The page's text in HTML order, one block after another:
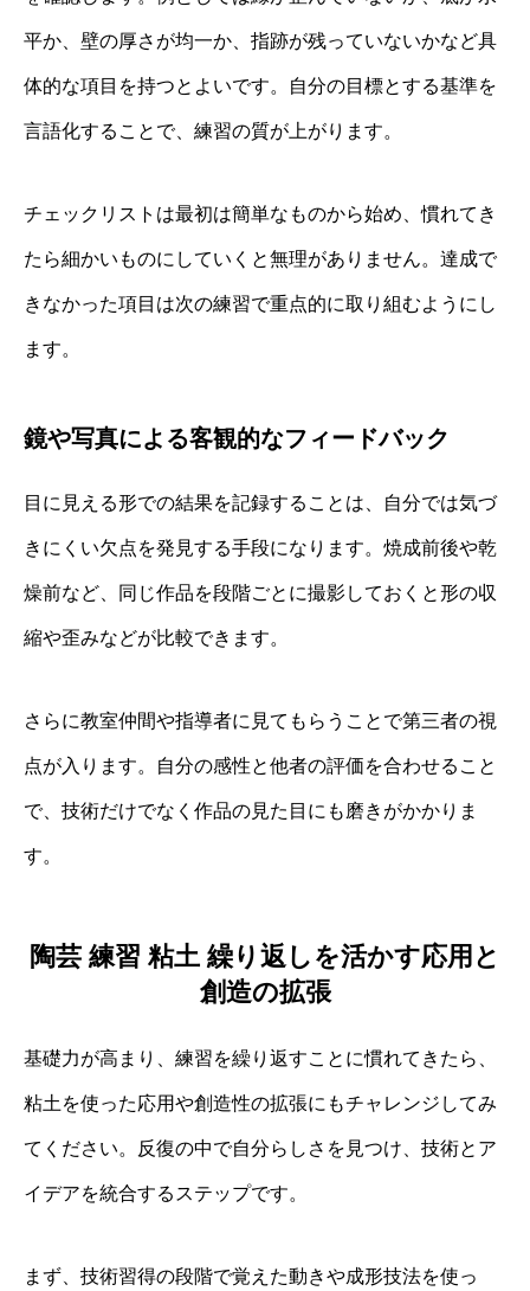
平か、壁の厚さが均一か、指跡が残っていないかなど具
体的な項目を持つとよいです。自分の目標とする基準を
言語化することで、練習の質が上がります。
チェックリストは最初は簡単なものから始め、慣れてき
たら細かいものにしていくと無理がありません。達成で
きなかった項目は次の練習で重点的に取り組むようにし
ます。
鏡や写真による客観的なフィードバック
目に見える形での結果を記録することは、自分では気づ
きにくい欠点を発見する手段になります。焼成前後や乾
燥前など、同じ作品を段階ごとに撮影しておくと形の収
縮や歪みなどが比較できます。
さらに教室仲間や指導者に見てもらうことで第三者の視
点が入ります。自分の感性と他者の評価を合わせること
で、技術だけでなく作品の見た目にも磨きがかかりま
す。
陶芸 練習 粘土 繰り返しを活かす応用と
創造の拡張
基礎力が高まり、練習を繰り返すことに慣れてきたら、
粘土を使った応用や創造性の拡張にもチャレンジしてみ
てください。反復の中で自分らしさを見つけ、技術とア
イデアを統合するステップです。
まず、技術習得の段階で覚えた動きや成形技法を使っ